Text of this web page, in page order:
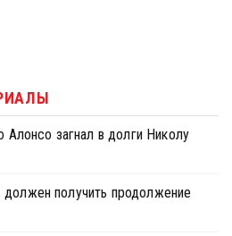
Алонсо загнал в долги Николу
получить продолжение